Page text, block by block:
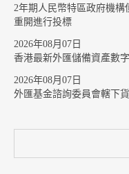
2年期人民幣特區政府機構
重開進行投標
2026年08月07日
香港最新外匯儲備資產數字
2026年08月07日
外匯基金諮詢委員會轄下